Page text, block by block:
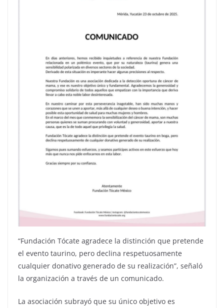
“Fundación Tócate agradece la distinción que pretende
el evento taurino, pero declina respetuosamente
cualquier donativo generado de su realización”, señaló
la organización a través de un comunicado.
La asociación subrayó que su único objetivo es